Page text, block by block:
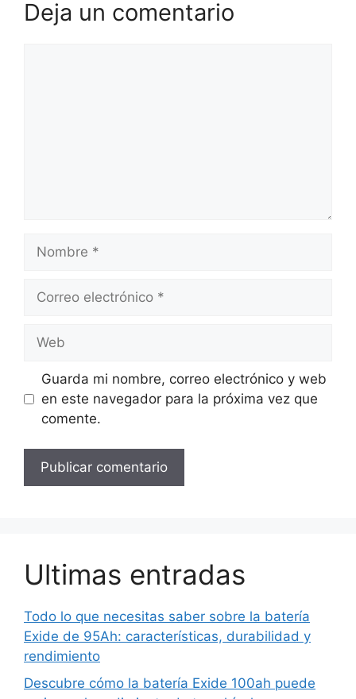
Deja un comentario
electrónico
Guarda mi nombre, correo electrónico y web
en este navegador para la próxima vez que
comente.
Ultimas entradas
Todo lo que necesitas saber sobre la batería
Exide de 95Ah: características, durabilidad y
rendimiento
Descubre cómo la batería Exide 100ah puede